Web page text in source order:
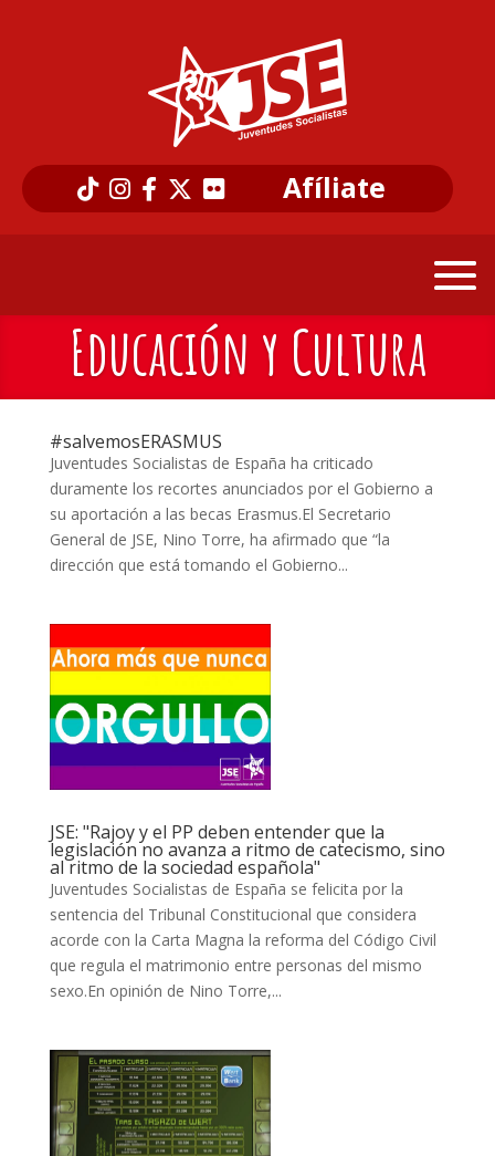
Afíliate
Educación y Cultura
#salvemosERASMUS
Juventudes Socialistas de España ha criticado
duramente los recortes anunciados por el Gobierno a
su aportación a las becas Erasmus.El Secretario
General de JSE, Nino Torre, ha afirmado que “la
dirección que está tomando el Gobierno...
JSE: "Rajoy y el PP deben entender que la
legislación no avanza a ritmo de catecismo, sino
al ritmo de la sociedad española"
Juventudes Socialistas de España se felicita por la
sentencia del Tribunal Constitucional que considera
acorde con la Carta Magna la reforma del Código Civil
que regula el matrimonio entre personas del mismo
sexo.En opinión de Nino Torre,...